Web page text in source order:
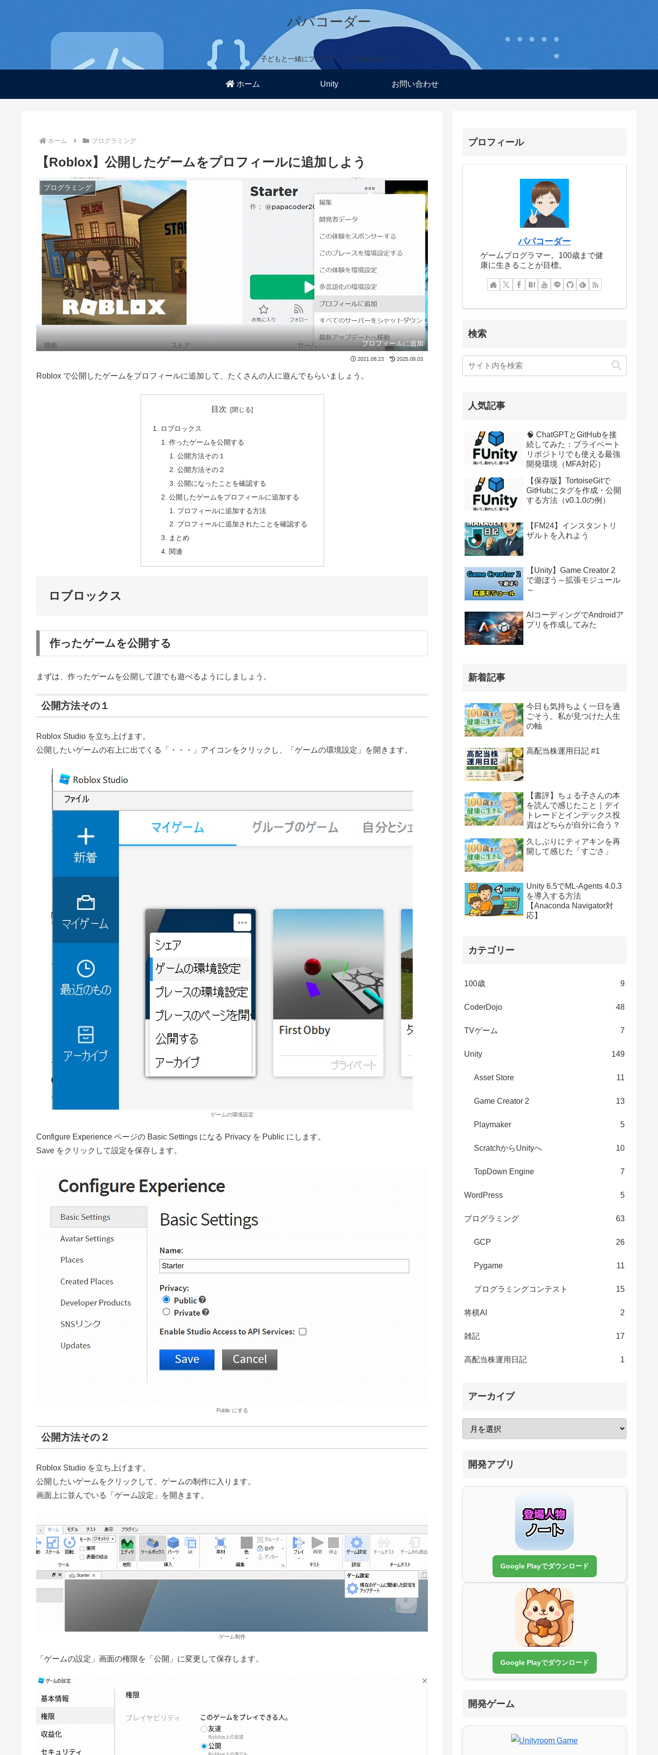
パパコーダー
子どもと一緒にプログラミングを始めよう！
ホーム Unity お問い合わせ
ホーム プログラミング
【Roblox】公開したゲームをプロフィールに追加しよう
プログラミング
プロフィールに追加
2021.08.23 2025.08.03
Roblox で公開したゲームをプロフィールに追加して、たくさんの人に遊んでもらいましょう。
目次
ロブロックス
作ったゲームを公開する
公開方法その１
公開方法その２
公開になったことを確認する
公開したゲームをプロフィールに追加する
プロフィールに追加する方法
プロフィールに追加されたことを確認する
まとめ
関連
ロブロックス
作ったゲームを公開する
まずは、作ったゲームを公開して誰でも遊べるようにしましょう。
公開方法その１
Roblox Studio を立ち上げます。
公開したいゲームの右上に出てくる「・・・」アイコンをクリックし、「ゲームの環境設定」を開きます。
ゲームの環境設定
Configure Experience ページの Basic Settings になる Privacy を Public にします。
Save をクリックして設定を保存します。
Public にする
公開方法その２
Roblox Studio を立ち上げます。
公開したいゲームをクリックして、ゲームの制作に入ります。
画面上に並んでいる「ゲーム設定」を開きます。
ゲーム制作
「ゲームの設定」画面の権限を「公開」に変更して保存します。
プロフィール
パパコーダー
ゲームプログラマー。100歳まで健
康に生きることが目標。
検索
人気記事
🧠 ChatGPTとGitHubを接
続してみた：プライベート
リポジトリでも使える最強
開発環境（MFA対応）
【保存版】TortoiseGitで
GitHubにタグを作成・公開
する方法（v0.1.0の例）
【FM24】インスタントリ
ザルトを入れよう
【Unity】Game Creator 2
で遊ぼう～拡張モジュール
～
AIコーディングでAndroidア
プリを作成してみた
新着記事
今日も気持ちよく一日を過
ごそう。私が見つけた人生
の軸
高配当株運用日記 #1
【書評】ちょる子さんの本
を読んで感じたこと｜デイ
トレードとインデックス投
資はどちらが自分に合う？
久しぶりにティアキンを再
開して感じた「すごさ」
Unity 6.5でML-Agents 4.0.3
を導入する方法
【Anaconda Navigator対
応】
カテゴリー
100歳 9
CoderDojo 48
TVゲーム 7
Unity 149
Asset Store 11
Game Creator 2 13
Playmaker 5
ScratchからUnityへ 10
TopDown Engine 7
WordPress 5
プログラミング 63
GCP 26
Pygame 11
プログラミングコンテスト 15
将棋AI 2
雑記 17
高配当株運用日記 1
アーカイブ
開発アプリ
Google Playでダウンロード
Google Playでダウンロード
開発ゲーム